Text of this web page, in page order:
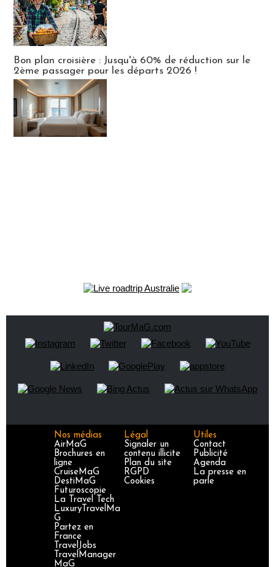
Bon plan croisière : Jusqu'à 60% de réduction sur le
2ème passager pour les départs 2026 !
Nos médias
AirMaG
Brochures en
ligne
CruiseMaG
DestiMaG
Futuroscopie
La Travel Tech
LuxuryTravelMa
G
Partez en
France
TravelJobs
TravelManager
MaG
Légal
Signaler un
contenu illicite
Plan du site
RGPD
Cookies
Utiles
Contact
Publicité
Agenda
La presse en
parle